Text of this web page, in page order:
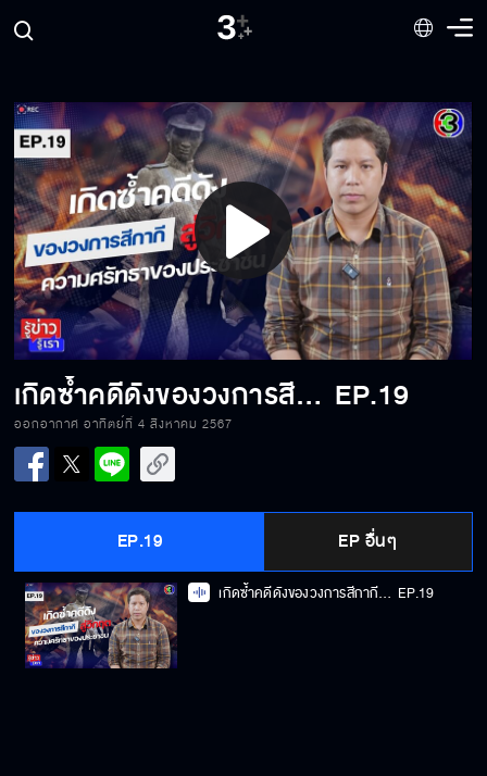
Play
Video
เกิดซ้ำคดีดังของวงการสีกากี สู่วิกฤตความศรัทธาของประชาชน EP.19
ออกอากาศ อาทิตย์ที่ 4 สิงหาคม 2567
EP.19 EP อื่นๆ
เกิดซ้ำคดีดังของวงการสีกากี สู่วิกฤตความศรัทธาของประชาชน EP.19